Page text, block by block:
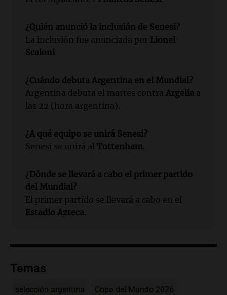
¿Quién anunció la inclusión de Senesi?
La inclusión fue anunciada por Lionel
Scaloni.
¿Cuándo debuta Argentina en el Mundial?
Argentina debuta el martes contra Argelia a
las 22 (hora argentina).
¿A qué equipo se unirá Senesi?
Senesi se unirá al Tottenham.
¿Dónde se llevará a cabo el primer partido
del Mundial?
El primer partido se llevará a cabo en el
Estadio Azteca.
Temas
selección argentina Copa del Mundo 2026